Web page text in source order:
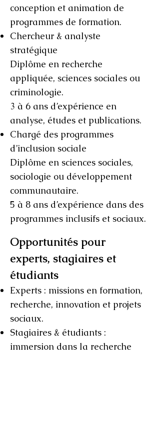
conception et animation de
programmes de formation.
Chercheur & analyste
stratégique
Diplôme en recherche
appliquée, sciences sociales ou
criminologie.
3 à 6 ans d’expérience en
analyse, études et publications.
Chargé des programmes
d’inclusion sociale
Diplôme en sciences sociales,
sociologie ou développement
communautaire.
5 à 8 ans d’expérience dans des
programmes inclusifs et sociaux.
Opportunités pour
experts, stagiaires et
étudiants
Experts : missions en formation,
recherche, innovation et projets
sociaux.
Stagiaires & étudiants :
immersion dans la recherche